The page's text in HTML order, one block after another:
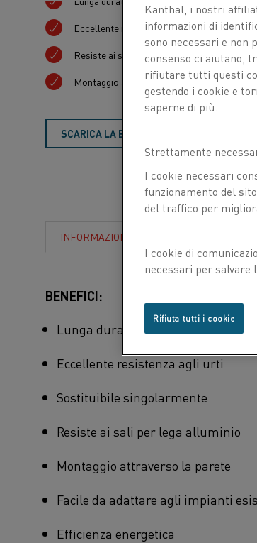
Eccellente resistenza agli urti
Resiste ai sali per lega alluminio
Montaggio attraverso la parete e
SCARICA LA BROCHURE
di
più?
INFORMAZIONI
BENEFICI:
Lunga durata dell'elemento e del
Eccellente resistenza agli urti
Sostituibile singolarmente
Resiste ai sali per lega alluminio
Montaggio attraverso la parete
Facile da adattare agli impianti
Efficienza energetica
Kanthal, i nostri
informazioni di
sono necessari e non
consenso ci aiutano,
rifiutare tutti questi
gestendo i cookie e
saperne di più.
Strettamente
I cookie necessari
funzionamento del
del traffico per
I cookie di
necessari per
Rifiuta tutti i cookie